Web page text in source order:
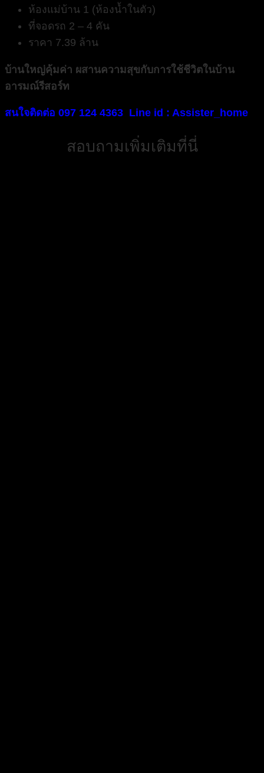
ห้องแม่บ้าน 1 (ห้องน้ำในตัว)
ที่จอดรถ 2 – 4 คัน
ราคา 7.39 ล้าน
บ้านใหญ่คุ้มค่า ผสานความสุขกับการใช้ชีวิตในบ้าน
อารมณ์รีสอร์ท
สนใจติดต่อ 097 124 4363 Line id : Assister_home
สอบถามเพิ่มเติมที่นี่